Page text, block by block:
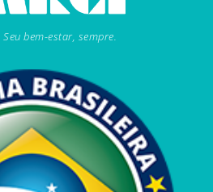
Seu bem-estar, sempre.